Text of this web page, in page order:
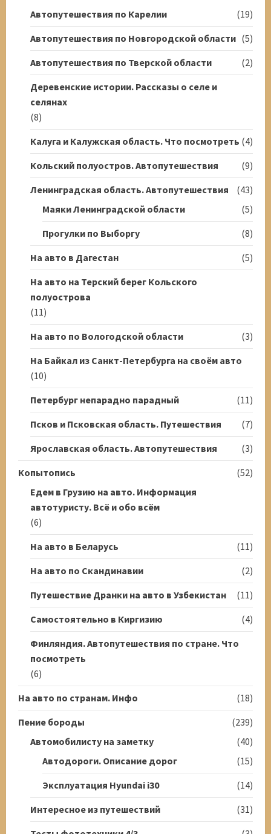
Автопутешествия по Карелии
(19)
Автопутешествия по Новгородской области (5)
Автопутешествия по Тверской области
(2)
Деревенские истории. Рассказы о селе и
селянах
(8)
Калуга и Калужская область. Что посмотреть (4)
Кольский полуостров. Автопутешествия
(9)
Ленинградская область. Автопутешествия
(43)
Маяки Ленинградской области
(5)
Прогулки по Выборгу
(8)
На авто в Дагестан
(5)
На авто на Терский берег Кольского
полуострова
(11)
На авто по Вологодской области
(3)
На Байкал из Санкт-Петербурга на своём авто
(10)
Петербург непарадно парадный
(11)
Псков и Псковская область. Путешествия
(7)
Ярославская область. Автопутешествия
(3)
Копытопись
(52)
Едем в Грузию на авто. Информация
автотуристу. Всё и обо всём
(6)
На авто в Беларусь
(11)
На авто по Скандинавии
(2)
Путешествие Дранки на авто в Узбекистан
(11)
Самостоятельно в Киргизию
(4)
Финляндия. Автопутешествия по стране. Что
посмотреть
(6)
На авто по странам. Инфо
(18)
Пение бороды
(239)
Автомобилисту на заметку
(40)
Автодороги. Описание дорог
(15)
Эксплуатация Hyundai i30
(14)
Интересное из путешествий
(31)